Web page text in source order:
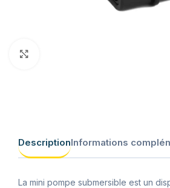
DescriptionInformations
La mini pompe submersible est un